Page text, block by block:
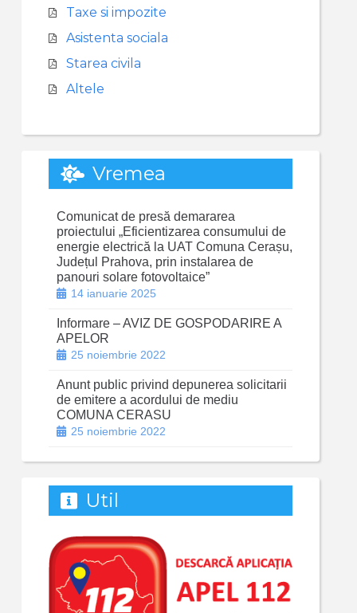
Taxe si impozite
Asistenta sociala
Starea civila
Altele
Vremea
Comunicat de presă demararea
proiectului „Eficientizarea consumului de
energie electrică la UAT Comuna Cerașu,
Județul Prahova, prin instalarea de
panouri solare fotovoltaice”
14 ianuarie 2025
Informare – AVIZ DE GOSPODARIRE A
APELOR
25 noiembrie 2022
Anunt public privind depunerea solicitarii
de emitere a acordului de mediu
COMUNA CERASU
25 noiembrie 2022
Util